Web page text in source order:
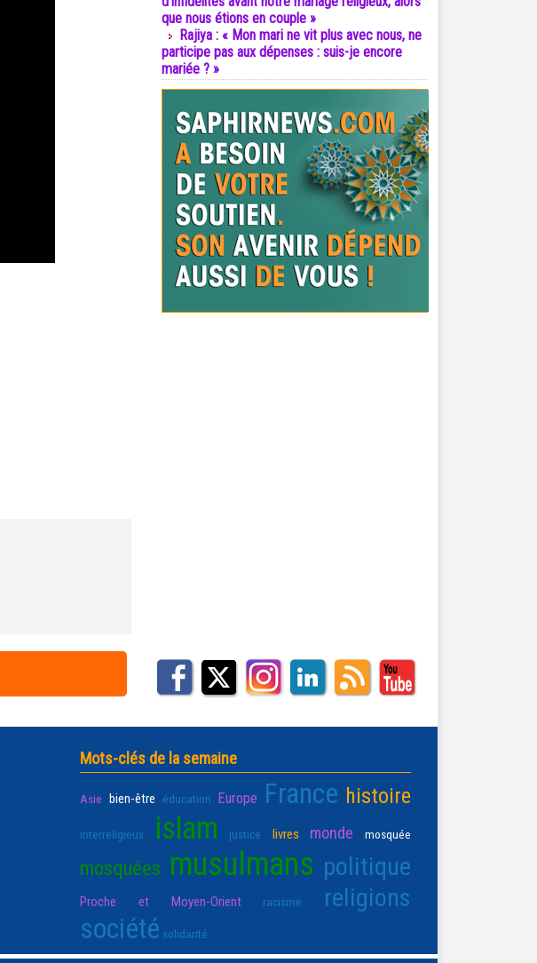
que nous étions en couple »
Rajiya : « Mon mari ne vit plus avec nous, ne
participe pas aux dépenses : suis-je encore
mariée ? »
Mots-clés de la semaine
Asie bien-être éducation Europe France histoire
interreligieux islam justice livres monde mosquée
mosquées musulmans politique
Proche et Moyen-Orient racisme religions
société solidarité